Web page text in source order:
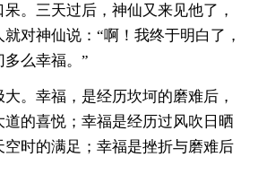
。三天过后，神仙又来见他了，
对神仙说：“啊！我终于明白了，
么幸福。”
。幸福，是经历坎坷的磨难后，
的喜悦；幸福是经历过风吹日晒
空时的满足；幸福是挫折与磨难后